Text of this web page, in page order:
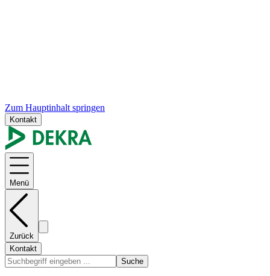
Zum Hauptinhalt springen
Kontakt
Menü
Zurück
Kontakt
Suche